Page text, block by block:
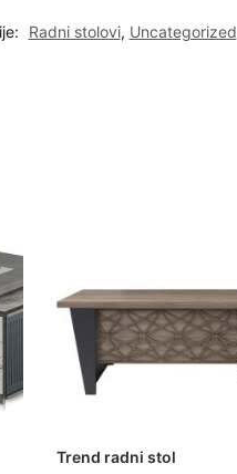
Radni stolovi, Uncategorized
Trend radni stol